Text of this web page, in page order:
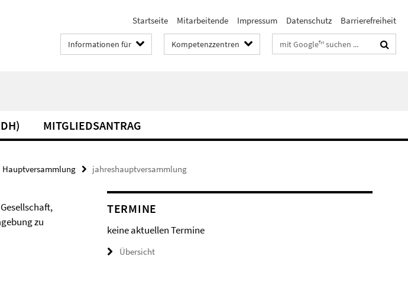
Startseite Mitarbeitende Impressum Datenschutz Barrierefreiheit
Informationen für Kompetenzzentren Suchbegriffe
MITGLIEDSANTRAG
Hauptversammlung jahreshauptversammlung
zu
TERMINE
keine aktuellen Termine
Übersicht